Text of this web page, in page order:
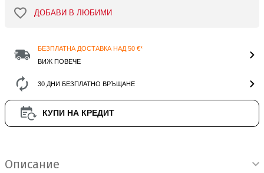
ДОБАВИ В ЛЮБИМИ
БЕЗПЛАТНА ДОСТАВКА НАД 50 €*
ВИЖ ПОВЕЧЕ
30 ДНИ БЕЗПЛАТНО ВРЪЩАНЕ
КУПИ НА КРЕДИТ
Описание